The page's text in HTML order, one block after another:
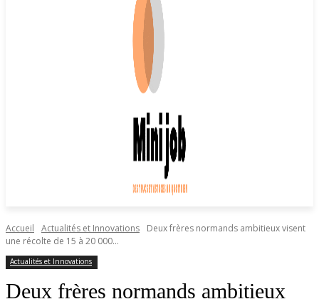
Accueil Actualités et Innovations
Deux frères normands ambitieux visent
une récolte de 15 à 20 000...
Actualités et Innovations
Deux frères normands ambitieux